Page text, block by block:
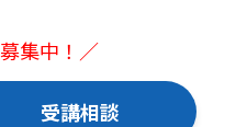
集中！／
受講相談